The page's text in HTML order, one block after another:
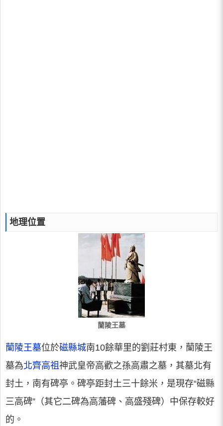
地理位置
蘭陵王墓
蘭陵王墓位於磁縣城南10餘華里的劉莊村東，蘭陵王
墓為北齊高祖神武皇帝高歡之孫高肅之墓，其墓北有
封土，南有碑亭。碑亭距封土三十餘米，是現存“磁縣
三高碑”（其它二碑為高藩碑、高盛殘碑）中保存較好
的。